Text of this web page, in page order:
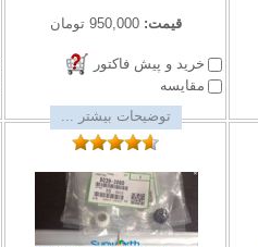
قیمت:950,000 تومان
خرید و پیش فاکتور
مقایسه
توضیحات بیشتر ...